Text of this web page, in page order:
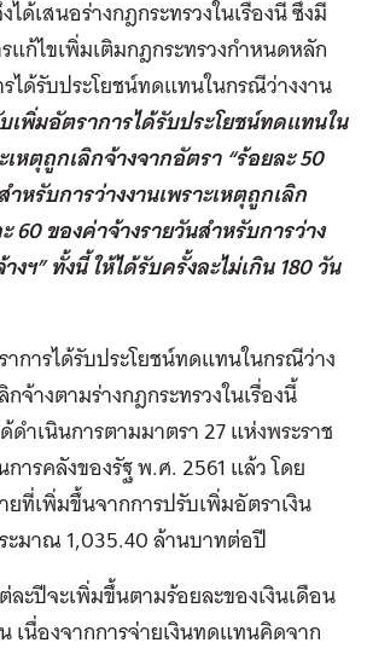
ได้เสนอร่างกฎกระทรวงในเรื่องนี้ ซึ่งมี
ก้ไขเพิ่มเติมกฎกระทรวงกำหนดหลัก
ได้รับประโยชน์ทดแทนในกรณีว่างงาน
เพิ่มอัตราการได้รับประโยชน์ทดแทนใน
หตุถูกเลิกจ้างจากอัตรา “ร้อยละ 50
หรับการว่างงานเพราะเหตุถูกเลิก
60 ของค่าจ้างรายวันสำหรับการว่าง
งฯ” ทั้งนี้ ให้ได้รับครั้งละไม่เกิน 180 วัน
การได้รับประโยชน์ทดแทนในกรณีว่าง
กจ้างตามร่างกฎกระทรวงในเรื่องนี้
ดำเนินการตามมาตรา 27 แห่งพระราช
รคลังของรัฐ พ.ศ. 2561 แล้ว โดย
ที่เพิ่มขึ้นจากการปรับเพิ่มอัตราเงิน
มาณ 1,035.40 ล้านบาทต่อปี
ละปีจะเพิ่มขึ้นตามร้อยละของเงินเดือน
เนื่องจากการจ่ายเงินทดแทนคิดจาก